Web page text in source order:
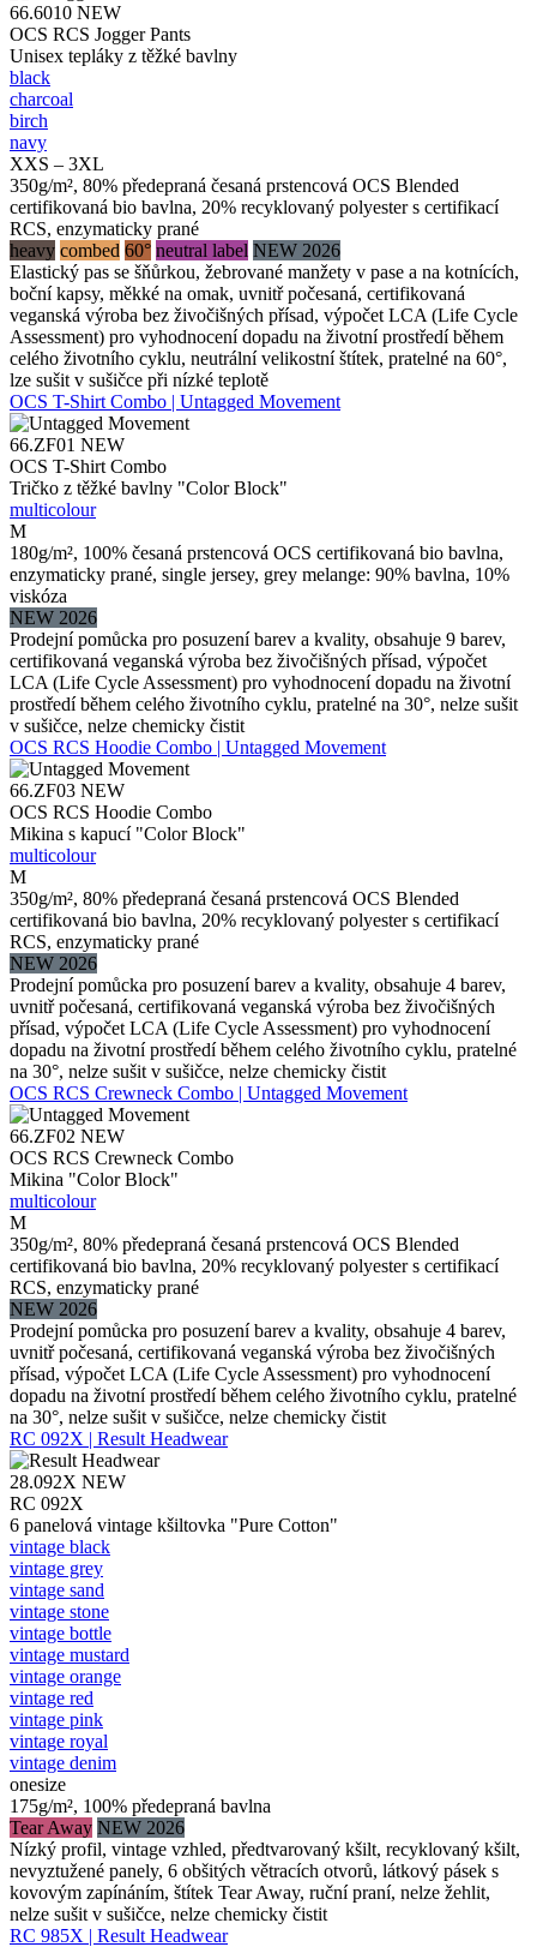
66.6010 NEW
OCS RCS Jogger Pants
Unisex tepláky z těžké bavlny
black
charcoal
birch
navy
XXS – 3XL
350g/m², 80% předepraná česaná prstencová OCS Blended
certifikovaná bio bavlna, 20% recyklovaný polyester s certifikací
RCS, enzymaticky prané
heavy combed 60° neutral label NEW 2026
Elastický pas se šňůrkou, žebrované manžety v pase a na kotnících,
boční kapsy, měkké na omak, uvnitř počesaná, certifikovaná
veganská výroba bez živočišných přísad, výpočet LCA (Life Cycle
Assessment) pro vyhodnocení dopadu na životní prostředí během
celého životního cyklu, neutrální velikostní štítek, pratelné na 60°,
lze sušit v sušičce při nízké teplotě
OCS T-Shirt Combo | Untagged Movement
66.ZF01 NEW
OCS T-Shirt Combo
Tričko z těžké bavlny "Color Block"
multicolour
M
180g/m², 100% česaná prstencová OCS certifikovaná bio bavlna,
enzymaticky prané, single jersey, grey melange: 90% bavlna, 10%
viskóza
NEW 2026
Prodejní pomůcka pro posuzení barev a kvality, obsahuje 9 barev,
certifikovaná veganská výroba bez živočišných přísad, výpočet
LCA (Life Cycle Assessment) pro vyhodnocení dopadu na životní
prostředí během celého životního cyklu, pratelné na 30°, nelze sušit
v sušičce, nelze chemicky čistit
OCS RCS Hoodie Combo | Untagged Movement
66.ZF03 NEW
OCS RCS Hoodie Combo
Mikina s kapucí "Color Block"
multicolour
M
350g/m², 80% předepraná česaná prstencová OCS Blended
certifikovaná bio bavlna, 20% recyklovaný polyester s certifikací
RCS, enzymaticky prané
NEW 2026
Prodejní pomůcka pro posuzení barev a kvality, obsahuje 4 barev,
uvnitř počesaná, certifikovaná veganská výroba bez živočišných
přísad, výpočet LCA (Life Cycle Assessment) pro vyhodnocení
dopadu na životní prostředí během celého životního cyklu, pratelné
na 30°, nelze sušit v sušičce, nelze chemicky čistit
OCS RCS Crewneck Combo | Untagged Movement
66.ZF02 NEW
OCS RCS Crewneck Combo
Mikina "Color Block"
multicolour
M
350g/m², 80% předepraná česaná prstencová OCS Blended
certifikovaná bio bavlna, 20% recyklovaný polyester s certifikací
RCS, enzymaticky prané
NEW 2026
Prodejní pomůcka pro posuzení barev a kvality, obsahuje 4 barev,
uvnitř počesaná, certifikovaná veganská výroba bez živočišných
přísad, výpočet LCA (Life Cycle Assessment) pro vyhodnocení
dopadu na životní prostředí během celého životního cyklu, pratelné
na 30°, nelze sušit v sušičce, nelze chemicky čistit
RC 092X | Result Headwear
28.092X NEW
RC 092X
6 panelová vintage kšiltovka "Pure Cotton"
vintage black
vintage grey
vintage sand
vintage stone
vintage bottle
vintage mustard
vintage orange
vintage red
vintage pink
vintage royal
vintage denim
onesize
175g/m², 100% předepraná bavlna
Tear Away NEW 2026
Nízký profil, vintage vzhled, předtvarovaný kšilt, recyklovaný kšilt,
nevyztužené panely, 6 obšitých větracích otvorů, látkový pásek s
kovovým zapínáním, štítek Tear Away, ruční praní, nelze žehlit,
nelze sušit v sušičce, nelze chemicky čistit
RC 985X | Result Headwear